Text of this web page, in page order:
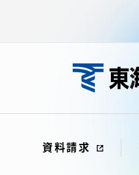
資料請求